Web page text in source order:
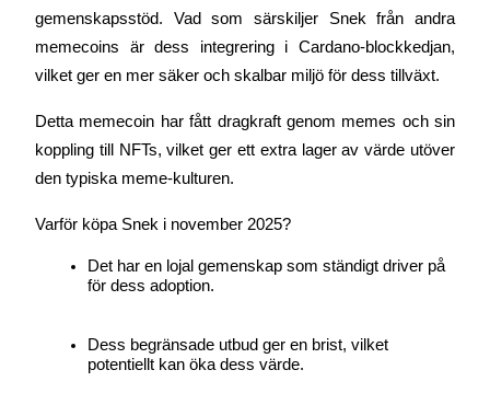
Njut av vinstdelning och kopieringshandelsprovisioner
gemenskapsstöd. Vad som särskiljer Snek från andra
memecoins är dess integrering i Cardano-blockkedjan,
vilket ger en mer säker och skalbar miljö för dess tillväxt.
Detta memecoin har fått dragkraft genom memes och sin
koppling till NFTs, vilket ger ett extra lager av värde utöver
den typiska meme-kulturen.
Varför köpa Snek i november 2025?
Det har en lojal gemenskap som ständigt driver på
för dess adoption.
Dess begränsade utbud ger en brist, vilket
potentiellt kan öka dess värde.